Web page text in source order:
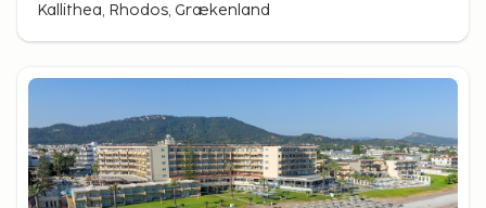
Kallithea, Rhodos, Grækenland